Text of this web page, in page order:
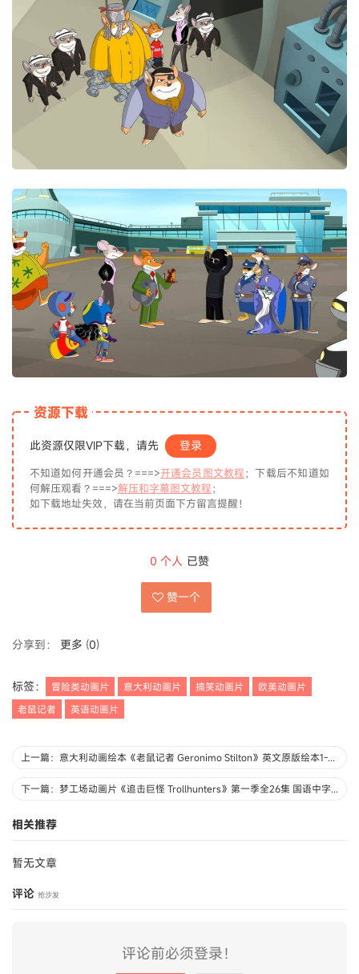
资源下载
此资源仅限VIP下载，请先 登录
不知道如何开通会员？===>开通会员图文教程；下载后不知道如
何解压观看？===>解压和字幕图文教程；
如下载地址失效，请在当前页面下方留言提醒！
0 个人 已赞
赞一个
分享到： 更多 (0)
标签： 冒险类动画片 意大利动画片 搞笑动画片
欧美动画片
老鼠记者
英语动画片
上一篇：意大利动画绘本《老鼠记者 Geronimo Stilton》英文原版绘本1-10册（PDF+MP3） 高清 /PDF/1.48G 老鼠记者绘本下载
下一篇：梦工场动画片《追击巨怪 Trollhunters》第一季全26集 国语中字 1080P/MP4/8.79G 动画片追击巨怪 下载
相关推荐
暂无文章
评论 抢沙发
评论前必须登录！